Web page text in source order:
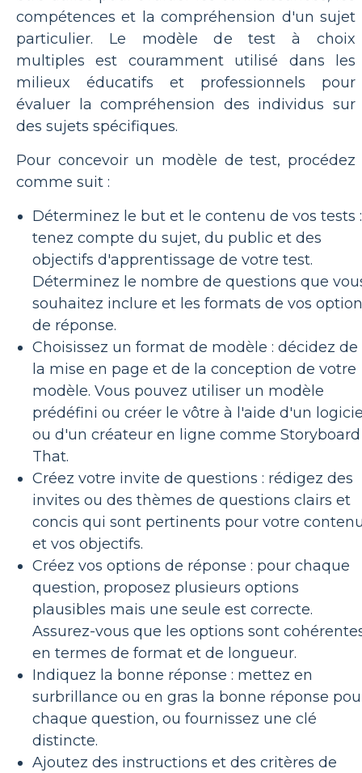
compétences et la compréhension d'un sujet
particulier. Le modèle de test à choix
multiples est couramment utilisé dans les
milieux éducatifs et professionnels pour
évaluer la compréhension des individus sur
des sujets spécifiques.
Pour concevoir un modèle de test, procédez
comme suit :
Déterminez le but et le contenu de vos tests :
tenez compte du sujet, du public et des
objectifs d'apprentissage de votre test.
Déterminez le nombre de questions que
souhaitez inclure et les formats de vos
de réponse.
Choisissez un format de modèle : décidez de
la mise en page et de la conception de votre
modèle. Vous pouvez utiliser un modèle
prédéfini ou créer le vôtre à l'aide d'un
ou d'un créateur en ligne comme Storyboard
That.
Créez votre invite de questions : rédigez des
invites ou des thèmes de questions clairs et
concis qui sont pertinents pour votre
et vos objectifs.
Créez vos options de réponse : pour chaque
question, proposez plusieurs options
plausibles mais une seule est correcte.
Assurez-vous que les options sont
en termes de format et de longueur.
Indiquez la bonne réponse : mettez en
surbrillance ou en gras la bonne réponse
chaque question, ou fournissez une clé
distincte.
Ajoutez des instructions et des critères de